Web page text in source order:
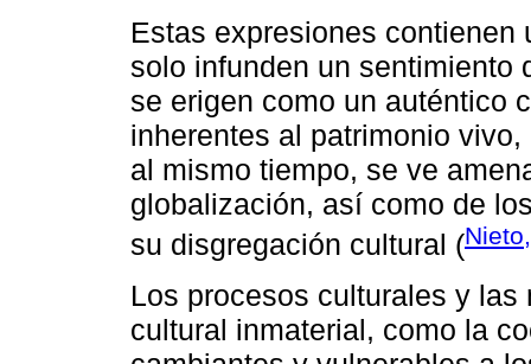
Estas expresiones
solo infunden un sentimiento
se erigen como un auténtico
inherentes al patrimonio
al mismo tiempo, se ve
globalización, así como de
su disgregación cultural (
Los procesos culturales y
cultural inmaterial, como la